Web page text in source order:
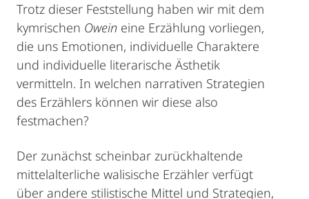
Trotz dieser Feststellung haben wir mit dem
kymrischen Owein eine Erzählung vorliegen,
die uns Emotionen, individuelle Charaktere
und individuelle literarische Ästhetik
vermitteln. In welchen narrativen Strategien
des Erzählers können wir diese also
festmachen?
Der zunächst scheinbar zurückhaltende
mittelalterliche walisische Erzähler verfügt
über andere stilistische Mittel und Strategien,